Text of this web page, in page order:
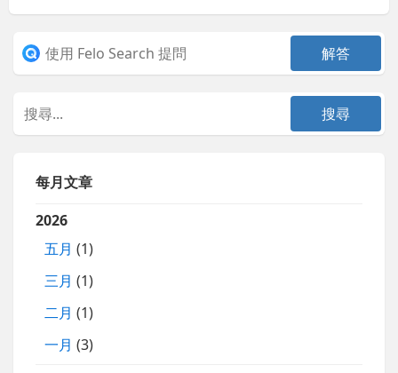
每月文章
2026
五月 (1)
三月 (1)
二月 (1)
一月 (3)